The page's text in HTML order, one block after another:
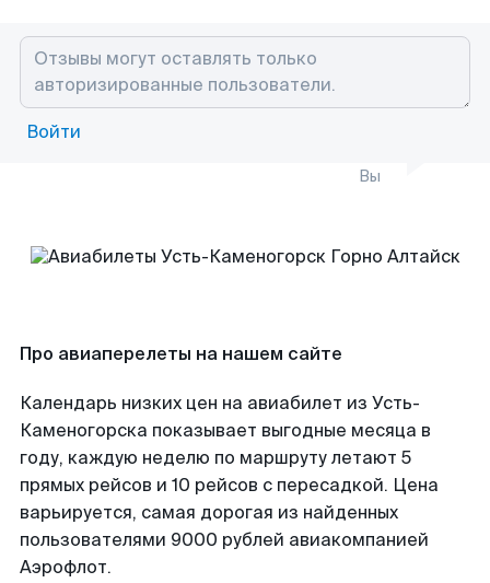
Войти
Вы
Про авиаперелеты на нашем сайте
Календарь низких цен на авиабилет из Усть-
Каменогорска показывает выгодные месяца в
году, каждую неделю по маршруту летают 5
прямых рейсов и 10 рейсов с пересадкой. Цена
варьируется, самая дорогая из найденных
пользователями 9000 рублей авиакомпанией
Аэрофлот.